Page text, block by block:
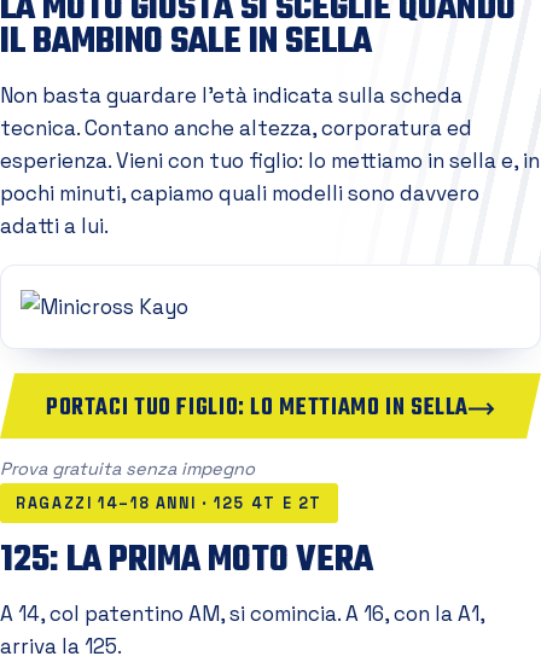
IL BAMBINO SALE IN SELLA
Non basta guardare l'età indicata sulla scheda
tecnica. Contano anche altezza, corporatura ed
esperienza. Vieni con tuo figlio: lo mettiamo in sella e, in
pochi minuti, capiamo quali modelli sono davvero
adatti a lui.
PORTACI TUO FIGLIO: LO METTIAMO IN SELLA
Prova gratuita senza impegno
RAGAZZI 14–18 ANNI · 125 4T E 2T
125: LA PRIMA MOTO VERA
A 14, col patentino AM, si comincia. A 16, con la A1,
arriva la 125.